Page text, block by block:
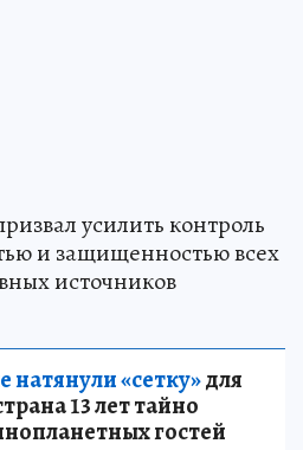
усилить контроль
и защищенностью всех
источников
«сетку»для
13 лет тайно
гостей